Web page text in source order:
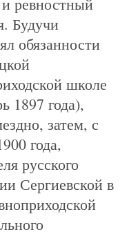
Будучи
обязанности
школе
1897 года),
затем, с
года,
русского
Сергиевской в